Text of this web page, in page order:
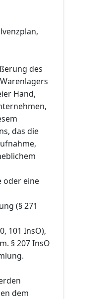
des
Hand,
das die
oder eine
(§ 271
101 InsO),
§ 207 InsO
dem